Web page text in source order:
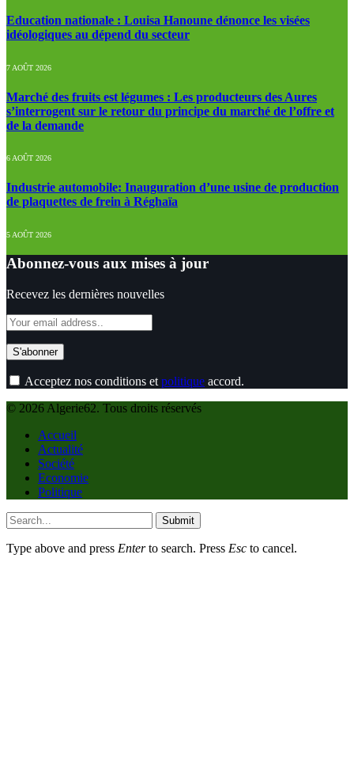
Education nationale : Louisa Hanoune dénonce les visées
idéologiques au dépend du secteur
7 AOÛT 2026
Marché des fruits est légumes : Les producteurs des Aures
s’interrogent sur le retour du principe du marché de l’offre et
de la demande
6 AOÛT 2026
Industrie automobile: Inauguration d’une usine de production
de plaquettes de frein à Réghaïa
5 AOÛT 2026
Abonnez-vous aux mises à jour
Recevez les dernières nouvelles
Acceptez nos conditions et politique accord.
© 2026 Algerie62. Tous droits réservés
Accueil
Actualité
Société
Economie
Politique
Submit
Type above and press Enterto search. Press Esc to cancel.